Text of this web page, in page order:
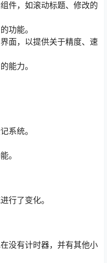
件，如滚动标题、修改的
功能。
面，以提供关于精度、速
能力。
系统。
。
行了变化。
没有计时器，并有其他小